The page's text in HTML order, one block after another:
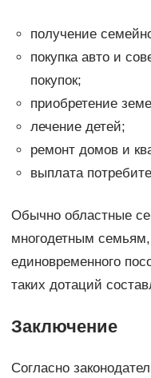
получение
покупка авто и
покупок;
приобретение
лечение детей;
ремонт домов и
выплата
Обычно областные
многодетным
единовременного
таких дотаций
Заключение
Согласно